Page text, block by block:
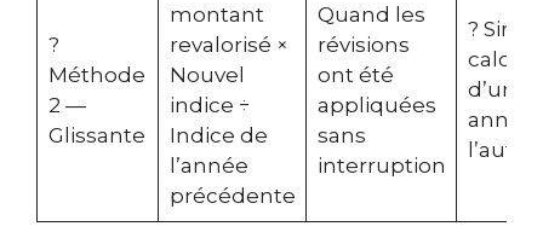
?
Méthode
2 —
Glissante
montant
revalorisé ×
Nouvel
indice ÷
Indice de
l’année
précédente
Quand les
révisions
ont été
appliquées
sans
interruption
?
d’une
année
l’autre